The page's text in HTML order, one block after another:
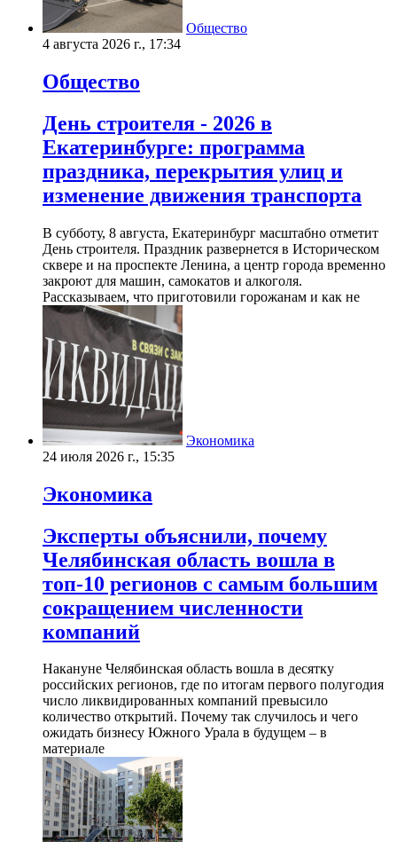
Общество
4 августа 2026 г., 17:34
Общество
День строителя - 2026 в
Екатеринбурге: программа
праздника, перекрытия улиц и
изменение движения транспорта
В субботу, 8 августа, Екатеринбург масштабно отметит
День строителя. Праздник развернется в Историческом
сквере и на проспекте Ленина, а центр города временно
закроют для машин, самокатов и алкоголя.
Рассказываем, что приготовили горожанам и как не
Экономика
24 июля 2026 г., 15:35
Экономика
Эксперты объяснили, почему
Челябинская область вошла в
топ-10 регионов с самым большим
сокращением численности
компаний
Накануне Челябинская область вошла в десятку
российских регионов, где по итогам первого полугодия
число ликвидированных компаний превысило
количество открытий. Почему так случилось и чего
ожидать бизнесу Южного Урала в будущем – в
материале